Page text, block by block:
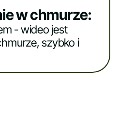
w chmurze:
- wideo jest
szybko i